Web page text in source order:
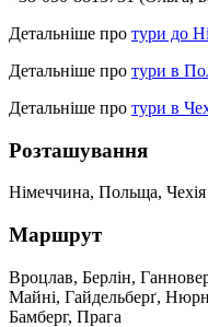
Детальніше про тури до
Детальніше про тури в
Детальніше про тури в
Розташування
Німеччина, Польща, Чехія
Маршрут
Вроцлав, Берлін,
Майні, Гайдельберґ,
Бамберг, Прага